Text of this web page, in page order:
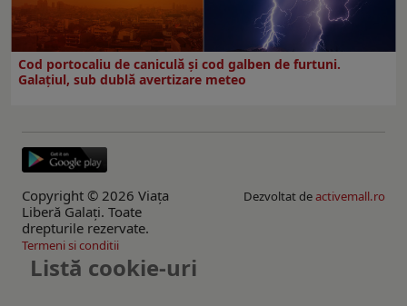
Cod portocaliu de caniculă și cod galben de furtuni.
Galațiul, sub dublă avertizare meteo
Copyright © 2026 Viaţa
Liberă Galaţi. Toate
drepturile rezervate.
Dezvoltat deactivemall.ro
Termeni si conditii
Listă cookie-uri